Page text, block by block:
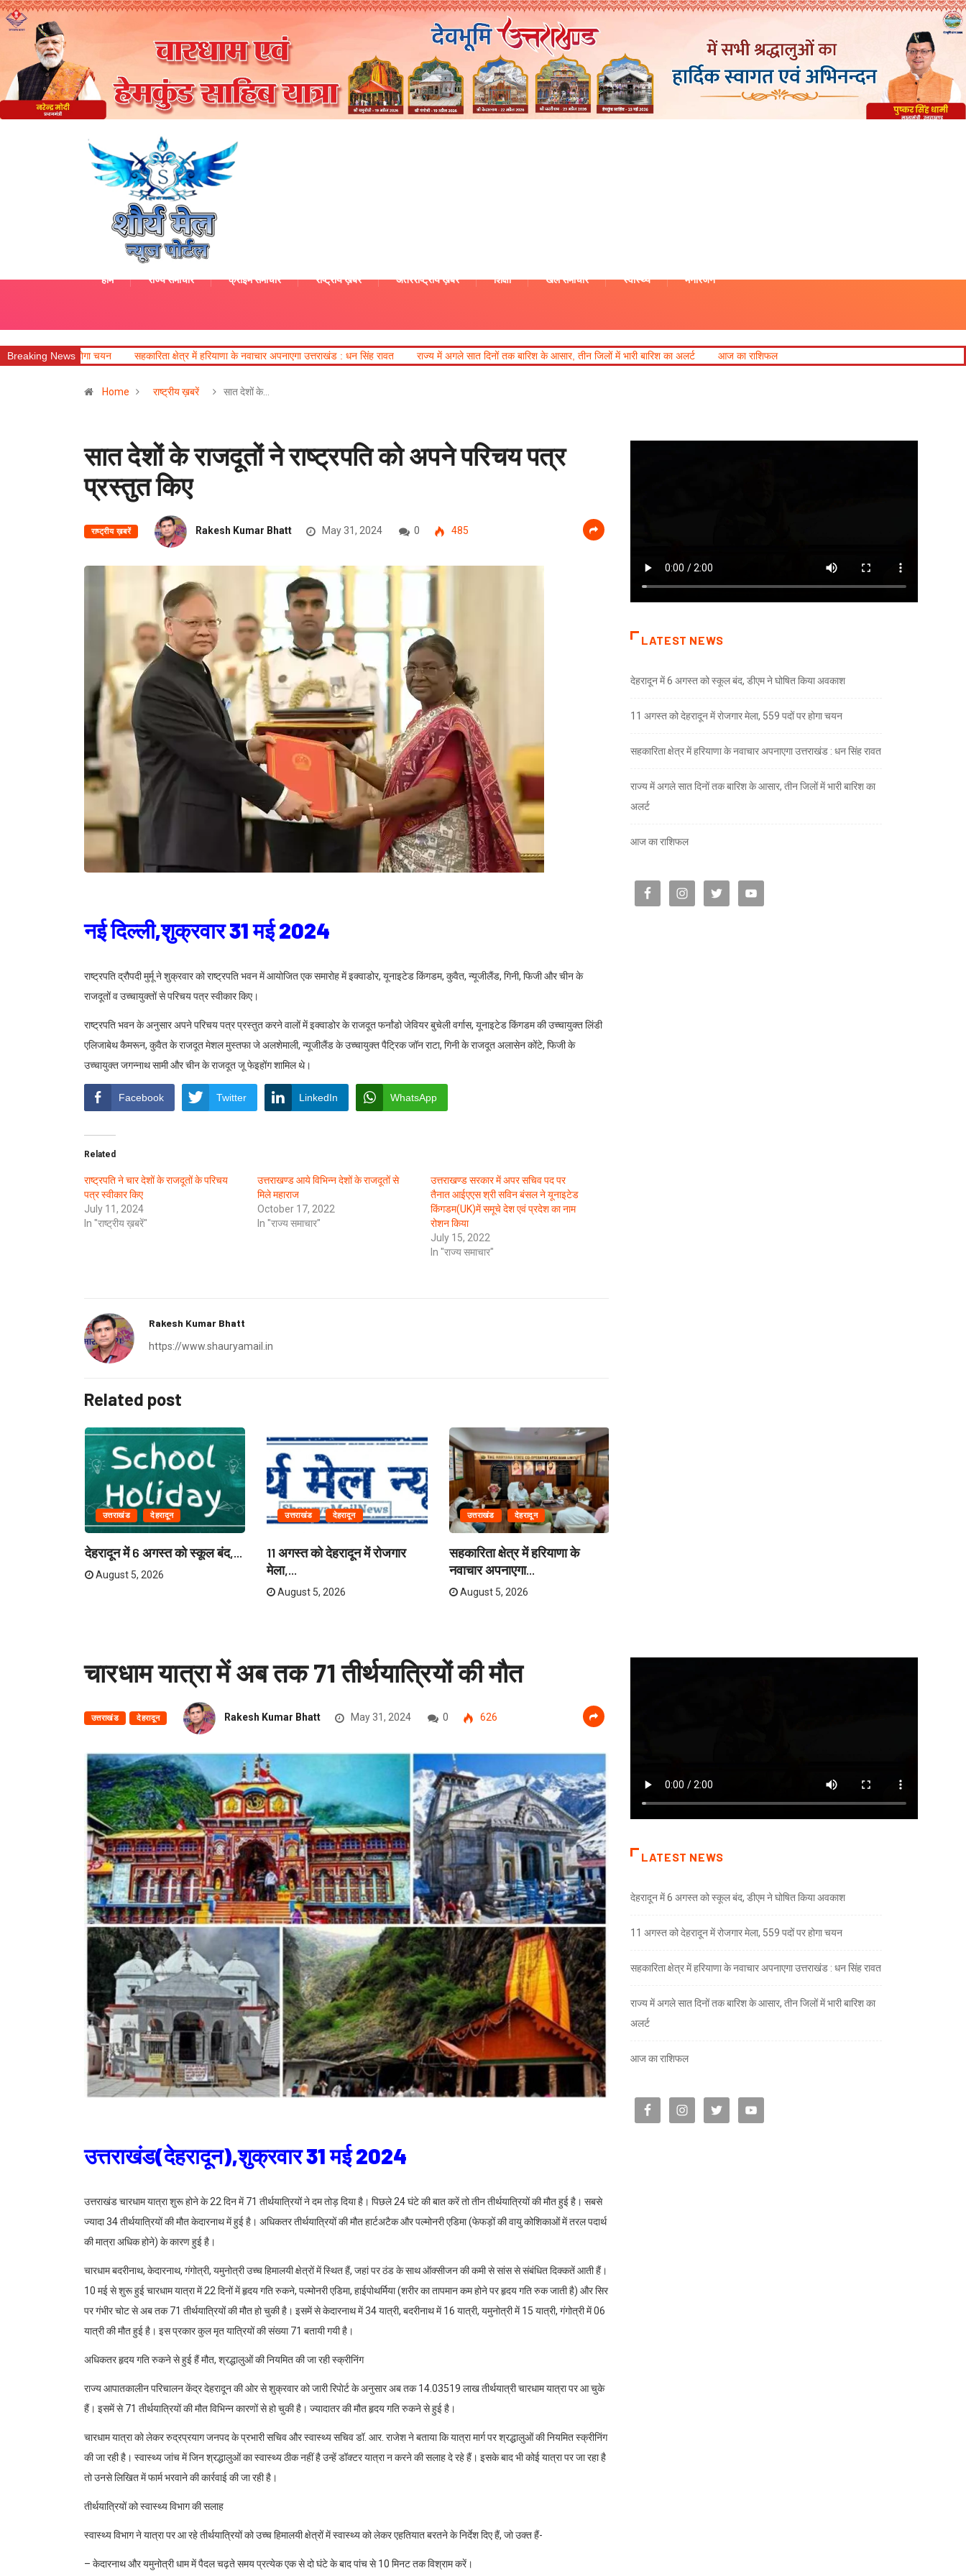
होम राज्य समाचार क्राइम समाचार राष्ट्रीय ख़बरें अंतरराष्ट्रीय ख़बरें शिक्षा खेल समाचार स्वास्थ्य मनोरंजन
Breaking News
सहकारिता क्षेत्र में हरियाणा के नवाचार अपनाएगा उत्तराखंड : धन सिंह रावत राज्य में अगले सात दिनों तक बारिश के आसार, तीन जिलों में भारी बारिश का अलर्ट आज का राशिफल
Home राष्ट्रीय ख़बरें सात देशों के…
सात देशों के राजदूतों ने राष्ट्रपति को अपने परिचय पत्र
प्रस्तुत किए
राष्ट्रीय ख़बरें Rakesh Kumar Bhatt May 31, 2024 0 485
नई दिल्ली,शुक्रवार 31 मई 2024
राष्ट्रपति द्रौपदी मुर्मू ने शुक्रवार को राष्ट्रपति भवन में आयोजित एक समारोह में इक्वाडोर, यूनाइटेड किंगडम, कुवैत, न्यूजीलैंड, गिनी, फिजी और चीन के
राजदूतों व उच्चायुक्तों से परिचय पत्र स्वीकार किए।
राष्ट्रपति भवन के अनुसार अपने परिचय पत्र प्रस्तुत करने वालों में इक्वाडोर के राजदूत फर्नांडो जेवियर बुचेली वर्गास, यूनाइटेड किंगडम की उच्चायुक्त लिंडी
एलिजाबेथ कैमरून, कुवैत के राजदूत मेशल मुस्तफा जे अलशेमाली, न्यूजीलैंड के उच्चायुक्त पैट्रिक जॉन राटा, गिनी के राजदूत अलासेन कोंटे, फिजी के
उच्चायुक्त जगन्नाथ सामी और चीन के राजदूत जू फेइहोंग शामिल थे।
Facebook Twitter LinkedIn WhatsApp
Related
राष्ट्रपति ने चार देशों के राजदूतों के परिचय
पत्र स्वीकार किए
July 11, 2024
In "राष्ट्रीय ख़बरें"
उत्तराखण्ड आये विभिन्न देशों के राजदूतों से
मिले महाराज
October 17, 2022
In "राज्य समाचार"
उत्तराखण्ड सरकार में अपर सचिव पद पर
तैनात आईएएस श्री सविन बंसल ने यूनाइटेड
किंगडम(UK)में समूचे देश एवं प्रदेश का नाम
रोशन किया
July 15, 2022
In "राज्य समाचार"
Rakesh Kumar Bhatt
https://www.shauryamail.in
Related post
उत्तराखंड देहरादून
देहरादून में 6 अगस्त को स्कूल बंद,...
August 5, 2026
उत्तराखंड देहरादून
11 अगस्त को देहरादून में रोजगार
मेला,...
August 5, 2026
उत्तराखंड देहरादून
सहकारिता क्षेत्र में हरियाणा के
नवाचार अपनाएगा...
August 5, 2026
LATEST NEWS
देहरादून में 6 अगस्त को स्कूल बंद, डीएम ने घोषित किया अवकाश
11 अगस्त को देहरादून में रोजगार मेला, 559 पदों पर होगा चयन
सहकारिता क्षेत्र में हरियाणा के नवाचार अपनाएगा उत्तराखंड : धन सिंह रावत
राज्य में अगले सात दिनों तक बारिश के आसार, तीन जिलों में भारी बारिश का
अलर्ट
आज का राशिफल
चारधाम यात्रा में अब तक 71 तीर्थयात्रियों की मौत
उत्तराखंड देहरादून Rakesh Kumar Bhatt May 31, 2024 0 626
उत्तराखंड(देहरादून),शुक्रवार 31 मई 2024
उत्तराखंड चारधाम यात्रा शुरू होने के 22 दिन में 71 तीर्थयात्रियों ने दम तोड़ दिया है। पिछले 24 घंटे की बात करें तो तीन तीर्थयात्रियों की मौत हुई है। सबसे
ज्यादा 34 तीर्थयात्रियों की मौत केदारनाथ में हुई है। अधिकतर तीर्थयात्रियों की मौत हार्टअटैक और पल्मोनरी एडिमा (फेफड़ों की वायु कोशिकाओं में तरल पदार्थ
की मात्रा अधिक होने) के कारण हुई है।
चारधाम बदरीनाथ, केदारनाथ, गंगोत्री, यमुनोत्री उच्च हिमालयी क्षेत्रों में स्थित हैं, जहां पर ठंड के साथ ऑक्सीजन की कमी से सांस से संबंधित दिक्कतें आती हैं।
10 मई से शुरू हुई चारधाम यात्रा में 22 दिनों में हृदय गति रुकने, पल्मोनरी एडिमा, हाईपोथर्मिया (शरीर का तापमान कम होने पर हृदय गति रुक जाती है) और सिर
पर गंभीर चोट से अब तक 71 तीर्थयात्रियों की मौत हो चुकी है। इसमें से केदारनाथ में 34 यात्री, बदरीनाथ में 16 यात्री, यमुनोत्री में 15 यात्री, गंगोत्री में 06
यात्री की मौत हुई है। इस प्रकार कुल मृत यात्रियों की संख्या 71 बतायी गयी है।
अधिकतर हृदय गति रुकने से हुई हैं मौत, श्रद्धालुओं की नियमित की जा रही स्क्रीनिंग
राज्य आपातकालीन परिचालन केंद्र देहरादून की ओर से शुक्रवार को जारी रिपाेर्ट के अनुसार अब तक 14.03519 लाख तीर्थयात्री चारधाम यात्रा पर आ चुके
हैं। इसमें से 71 तीर्थयात्रियों की मौत विभिन्न कारणों से हो चुकी है। ज्यादातर की मौत हृदय गति रुकने से हुई है।
चारधाम यात्रा को लेकर रुद्रप्रयाग जनपद के प्रभारी सचिव और स्वास्थ्य सचिव डॉ. आर. राजेश ने बताया कि यात्रा मार्ग पर श्रद्धालुओं की नियमित स्क्रीनिंग
की जा रही है। स्वास्थ्य जांच में जिन श्रद्धालुओं का स्वास्थ्य ठीक नहीं है उन्हें डॉक्टर यात्रा न करने की सलाह दे रहे हैं। इसके बाद भी कोई यात्रा पर जा रहा है
तो उनसे लिखित में फार्म भरवाने की कार्रवाई की जा रही है।
तीर्थयात्रियों को स्वास्थ्य विभाग की सलाह
स्वास्थ्य विभाग ने यात्रा पर आ रहे तीर्थयात्रियों को उच्च हिमालयी क्षेत्रों में स्वास्थ्य को लेकर एहतियात बरतने के निर्देश दिए हैं, जो उक्त हैं-
– केदारनाथ और यमुनोत्री धाम में पैदल चढ़ते समय प्रत्येक एक से दो घंटे के बाद पांच से 10 मिनट तक विश्राम करें।
LATEST NEWS
देहरादून में 6 अगस्त को स्कूल बंद, डीएम ने घोषित किया अवकाश
11 अगस्त को देहरादून में रोजगार मेला, 559 पदों पर होगा चयन
सहकारिता क्षेत्र में हरियाणा के नवाचार अपनाएगा उत्तराखंड : धन सिंह रावत
राज्य में अगले सात दिनों तक बारिश के आसार, तीन जिलों में भारी बारिश का
अलर्ट
आज का राशिफल